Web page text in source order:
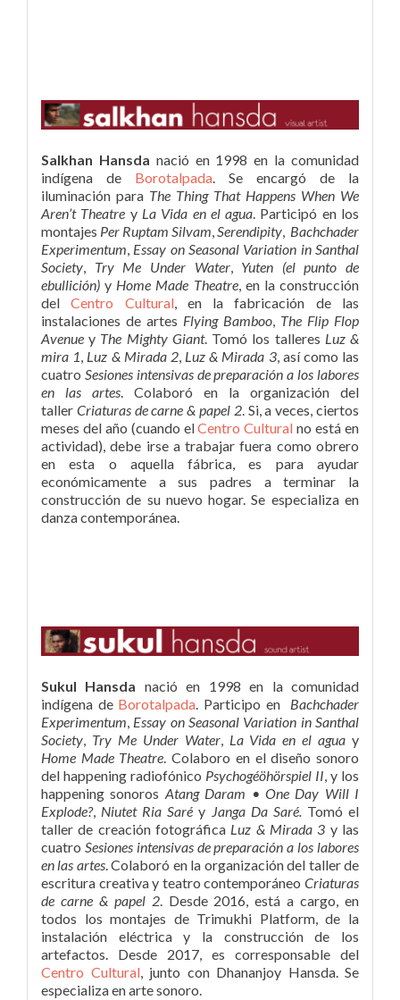
Salkhan Hansda nació en 1998 en la comunidad
indígena de Borotalpada. Se encargó de la
iluminación para The Thing That Happens When We
Aren’t Theatre y La Vida en el agua. Participó en los
montajes Per Ruptam Silvam,Serendipity, Bachchader
Experimentum, Essay on Seasonal Variation in Santhal
Society, Try Me Under Water,Yuten (el punto de
ebullición) y Home Made Theatre, en la construcción
delCentro Cultural, en la fabricación de las
instalaciones de artes Flying Bamboo, The Flip Flop
Avenue y The Mighty Giant. Tomó los talleres Luz &
mira 1, Luz & Mirada 2, Luz & Mirada 3, así como las
cuatro Sesiones intensivas de preparación a los labores
en las artes. Colaboró en la organización del
taller Criaturas de carne & papel 2. Si, a veces, ciertos
meses del año (cuando elCentro Cultural no está en
actividad), debe irse a trabajar fuera como obrero
en esta o aquella fábrica, es para ayudar
económicamente a sus padres a terminar la
construcción de su nuevo hogar. Se especializa en
danza contemporánea.
Sukul Hansda nació en 1998 en la comunidad
indígena de Borotalpada. Participo en Bachchader
Experimentum, Essay on Seasonal Variation in Santhal
Society, Try Me Under Water, La Vida en el agua y
Home Made Theatre. Colaboro en el diseño sonoro
del happening radiofónico Psychogéöhörspiel II, y los
happening sonoros Atang Daram • One Day Will I
Explode?, Niutet Ria Saréy Janga Da Saré.Tomó el
taller de creación fotográfica Luz & Mirada 3 y las
cuatro Sesiones intensivas de preparación a los labores
en las artes. Colaboró en la organización del taller de
escritura creativa y teatro contemporáneo Criaturas
de carne & papel 2. Desde 2016, está a cargo, en
todos los montajes de Trimukhi Platform, de la
instalación eléctrica y la construcción de los
artefactos. Desde 2017, es corresponsable del
Centro Cultural, junto con Dhananjoy Hansda. Se
especializa en arte sonoro.